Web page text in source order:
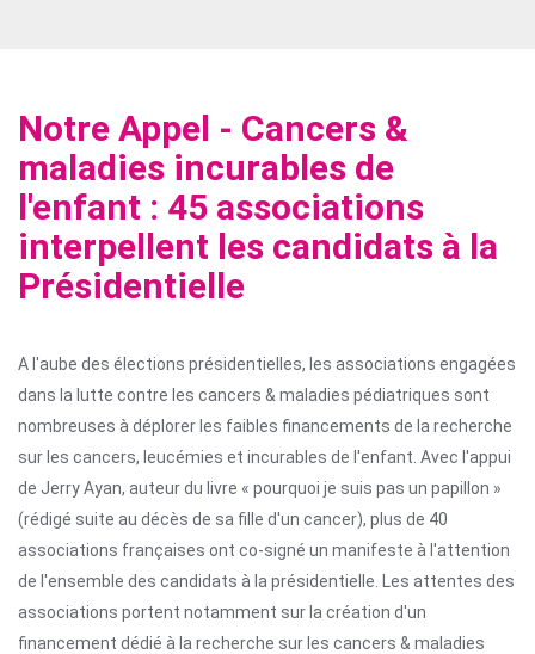
Notre Appel - Cancers &
maladies incurables de
l'enfant : 45 associations
interpellent les candidats à la
Présidentielle
A l'aube des élections présidentielles, les associations engagées
dans la lutte contre les cancers & maladies pédiatriques sont
nombreuses à déplorer les faibles financements de la recherche
sur les cancers, leucémies et incurables de l'enfant. Avec l'appui
de Jerry Ayan, auteur du livre « pourquoi je suis pas un papillon »
(rédigé suite au décès de sa fille d'un cancer), plus de 40
associations françaises ont co-signé un manifeste à l'attention
de l'ensemble des candidats à la présidentielle. Les attentes des
associations portent notamment sur la création d'un
financement dédié à la recherche sur les cancers & maladies